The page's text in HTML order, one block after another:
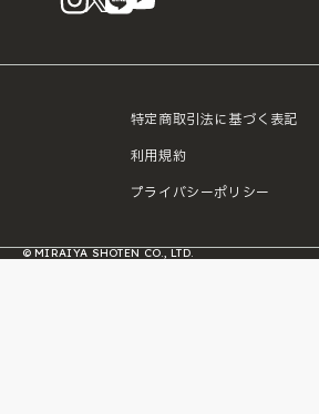
特定商取引法に基づく表記
利用規約
プライバシーポリシー
© MIRAIYA SHOTEN CO., LTD.